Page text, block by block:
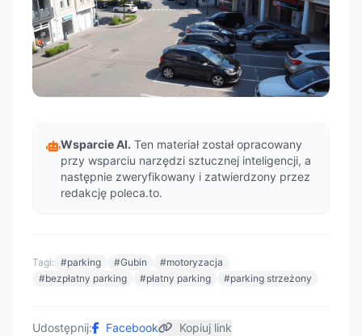
Wsparcie AI. Ten materiał został opracowany
przy wsparciu narzędzi sztucznej inteligencji, a
następnie zweryfikowany i zatwierdzony przez
redakcję poleca.to.
Tagi: #parking #Gubin
#motoryzacja
#bezpłatny parking
#płatny parking #parking strzeżony
Udostępnij: Facebook Kopiuj link